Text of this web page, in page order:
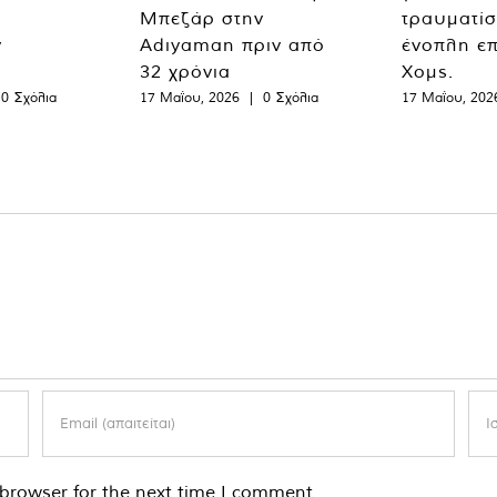
0 Σχόλια
Μπεζάρ στην
Adıyaman πριν από
32 χρόνια
17 Μαΐου, 2026 | 0 Σχόλια
ένοπλη
Χομς.
17 Μαΐου,
for the next time I comment.